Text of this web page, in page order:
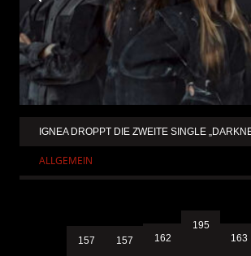
IGNEA DROPPT DIE ZWEITE SINGLE
ALLGEMEIN
157 157 162
195
163